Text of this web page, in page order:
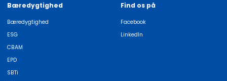
Bæredygtighed
Bæredygtighed
ESG
CBAM
EPD
SBTi
Find os på
Facebook
LinkedIn